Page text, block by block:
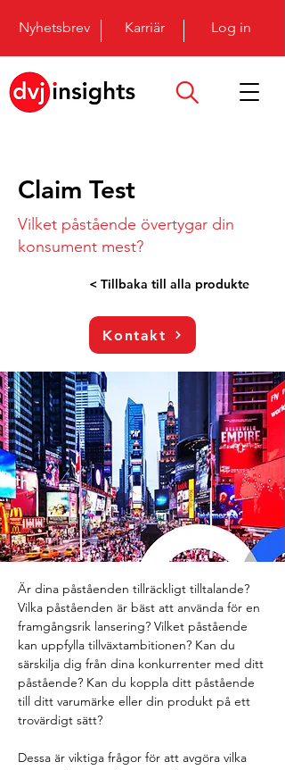
Nyhetsbrev Karriär Log in
Claim Test
Vilket påstående övertygar din
konsument mest?
< Tillbaka till alla produkte
Kontakt
Är dina påståenden tillräckligt tilltalande?
Vilka påståenden är bäst att använda för en
framgångsrik lansering? Vilket påstående
kan uppfylla tillväxtambitionen? Kan du
särskilja dig från dina konkurrenter med ditt
påstående? Kan du koppla ditt påstående
till ditt varumärke eller din produkt på ett
trovärdigt sätt?
Dessa är viktiga frågor för att avgöra vilka